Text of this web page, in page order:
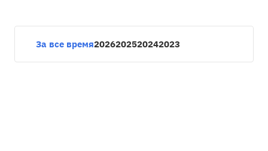
За все время2026202520242023